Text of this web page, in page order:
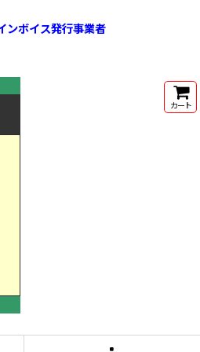
ンボイス発行事業者
カート